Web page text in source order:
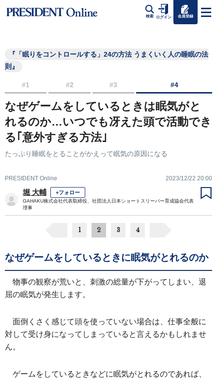
検索 ログイン 会員登録
『「眠りをコントロールする」24の方法 うまくいく人の睡眠の法
則』
#1 #2 #3 #4
なぜゲームをしているときは眠気がと
れるのか…いつでも冴えた頭で活動でき
る｢意外すぎる方法｣
たっぷり睡眠をとることがかえって眠気の原因になる
PRESIDENT Online 2023/12/22 20:00
堀 大輔 +フォロー
GAHAKU株式会社代表取締役、社団法人日本ショートスリーパー育成協会代表
理事
1 2 3 4
なぜゲームをしているときに眠気がとれるのか
物事の観察が荒いと、刺激の総量が下がってしまい、退
屈の眠気が発生します。
面倒くさく感じて頭を使っていない場合は、仕事全般に
対して受け身になってしまっていると言えるかもしれませ
ん。
ゲームをしているときなどに眠気がとれるのであれば、